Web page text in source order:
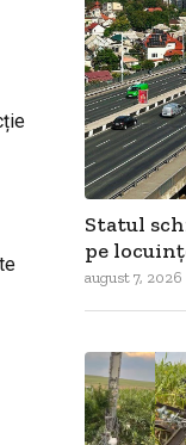
Statul
pe
august 7, 2026